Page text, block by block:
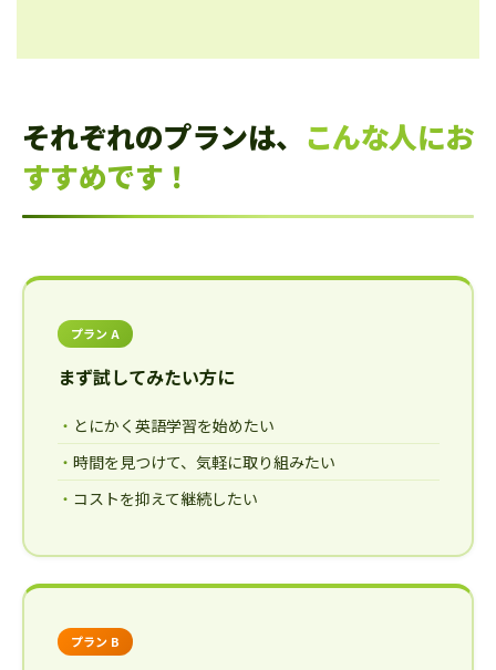
それぞれのプランは、 こんな人にお
すすめです！
プラン A
まず試してみたい方に
とにかく英語学習を始めたい
時間を見つけて、気軽に取り組みたい
コストを抑えて継続したい
プラン B